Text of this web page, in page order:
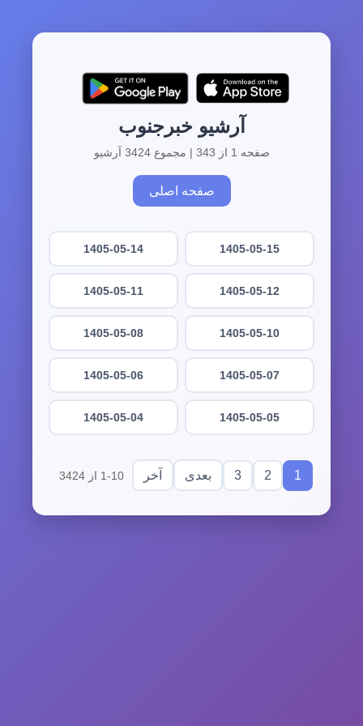
آرشیو خبرجنوب
صفحه 1 از 343 | مجموع 3424 آرشیو
صفحه اصلی
1405-05-15
1405-05-14
1405-05-12
1405-05-11
1405-05-10
1405-05-08
1405-05-07
1405-05-06
1405-05-05
1405-05-04
1
2
3 بعدی آخر 1-10 از 3424